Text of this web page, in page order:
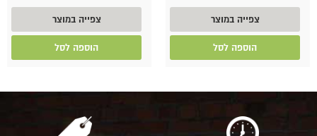
צפייה במוצר
הוספה לסל
צפייה במוצר
הוספה לסל